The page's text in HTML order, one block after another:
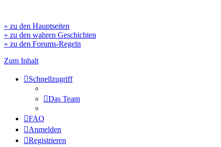
» zu den Hauptseiten
» zu den wahren Geschichten
» zu den Forums-Regeln
Zum Inhalt
Schnellzugriff
Das Team
FAQ
Anmelden
Registrieren